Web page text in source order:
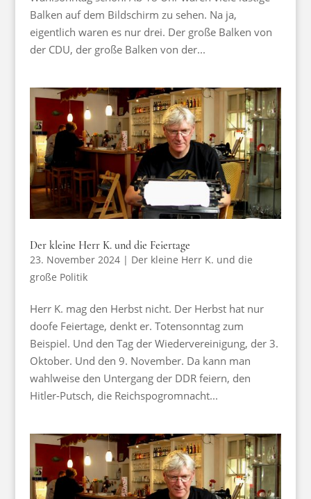
Balken auf dem Bildschirm zu sehen. Na ja,
eigentlich waren es nur drei. Der große Balken von
der CDU, der große Balken von der...
Der kleine Herr K. und die Feiertage
23. November 2024| Der kleine Herr K. und die
große Politik
Herr K. mag den Herbst nicht. Der Herbst hat nur
doofe Feiertage, denkt er. Totensonntag zum
Beispiel. Und den Tag der Wiedervereinigung, der 3.
Oktober. Und den 9. November. Da kann man
wahlweise den Untergang der DDR feiern, den
Hitler-Putsch, die Reichspogromnacht...